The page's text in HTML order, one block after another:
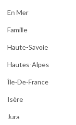
En Mer
Famille
Haute-Savoie
Hautes-Alpes
Île-De-France
Isère
Jura